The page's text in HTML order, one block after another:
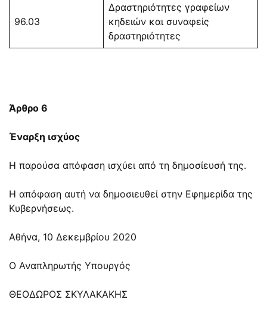
96.03
Δραστηριότητες γραφείων
κηδειών και συναφείς
δραστηριότητες
Άρθρο 6
Έναρξη ισχύος
Η παρούσα απόφαση ισχύει από τη δημοσίευσή της.
Η απόφαση αυτή να δημοσιευθεί στην Εφημερίδα της
Κυβερνήσεως.
Αθήνα, 10 Δεκεμβρίου 2020
O Αναπληρωτής Υπουργός
ΘΕΟΔΩΡΟΣ ΣΚΥΛΑΚΑΚΗΣ